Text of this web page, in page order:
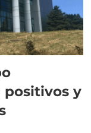
positivos y